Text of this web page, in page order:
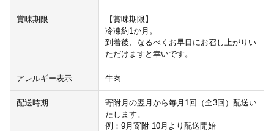
賞味期限
【賞味期限】
冷凍約1か月。
到着後、なるべくお早目にお召し上がりい
ただけますと幸いです。
アレルギー表示 牛肉
配送時期
寄附月の翌月から毎月1回（全3回）配送い
たします。
例：9月寄附 10月より配送開始